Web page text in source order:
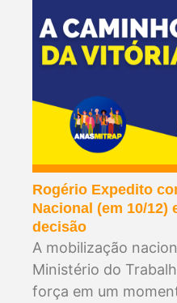
Rogério Expedito
Nacional (em 10/12)
decisão
A mobilização
Ministério do
força em um